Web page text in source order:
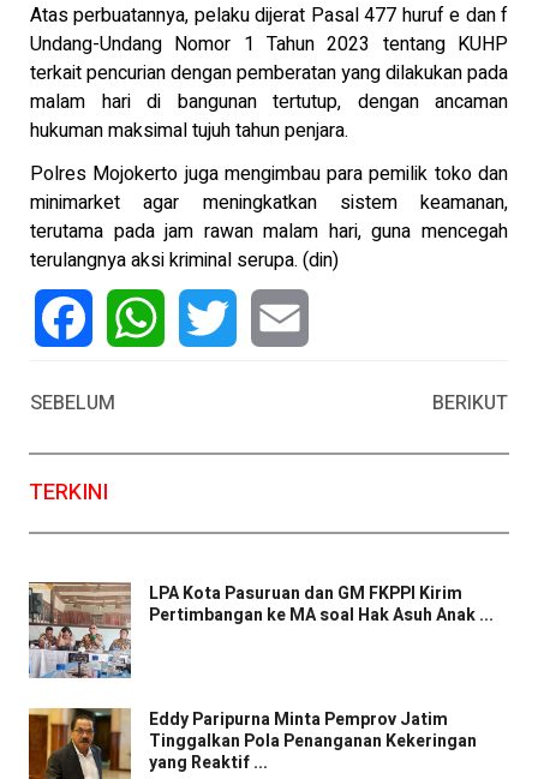
Atas perbuatannya, pelaku dijerat Pasal 477 huruf e dan f
Undang-Undang Nomor 1 Tahun 2023 tentang KUHP
terkait pencurian dengan pemberatan yang dilakukan pada
malam hari di bangunan tertutup, dengan ancaman
hukuman maksimal tujuh tahun penjara.
Polres Mojokerto juga mengimbau para pemilik toko dan
minimarket agar meningkatkan sistem keamanan,
terutama pada jam rawan malam hari, guna mencegah
terulangnya aksi kriminal serupa. (din)
SEBELUM
BERIKUT
TERKINI
LPA Kota Pasuruan dan GM FKPPI Kirim
Pertimbangan ke MA soal Hak Asuh Anak ...
Eddy Paripurna Minta Pemprov Jatim
Tinggalkan Pola Penanganan Kekeringan
yang Reaktif ...